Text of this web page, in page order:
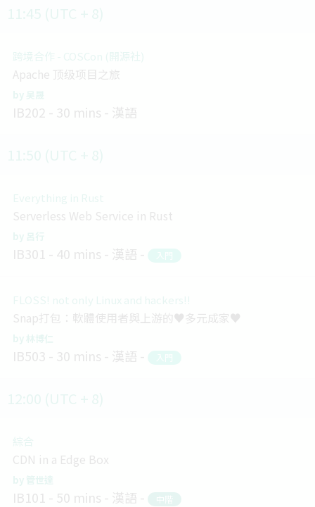
跨境合作 - COSCon (開源社)
Apache 顶级项目之旅
吴晟
IB202 30 mins 漢語
Everything in Rust
Serverless Web Service in Rust
呂行
IB301 40 mins 漢語 入門
FLOSS! not only Linux and hackers!!
Snap打包：軟體使用者與上游的♥多元成家♥
林博仁
IB503 30 mins 漢語 入門
綜合
CDN in a Edge Box
管世達
IB101 50 mins 漢語 中階